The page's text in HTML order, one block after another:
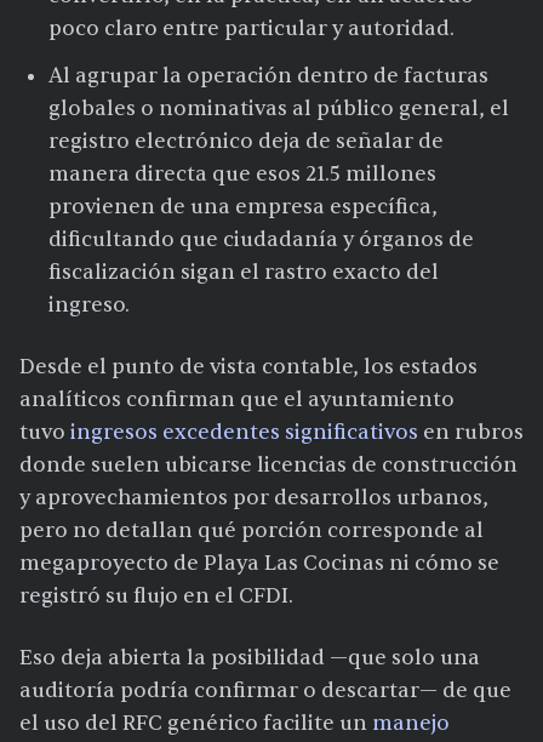
poco claro entre particular y autoridad.
Al agrupar la operación dentro de facturas
globales o nominativas al público general, el
registro electrónico deja de señalar de
manera directa que esos 21.5 millones
provienen de una empresa específica,
dificultando que ciudadanía y órganos de
fiscalización sigan el rastro exacto del
ingreso.
Desde el punto de vista contable, los estados
analíticos confirman que el ayuntamiento
tuvo ingresos excedentes significativos en rubros
donde suelen ubicarse licencias de construcción
y aprovechamientos por desarrollos urbanos,
pero no detallan qué porción corresponde al
megaproyecto de Playa Las Cocinas ni cómo se
registró su flujo en el CFDI.
Eso deja abierta la posibilidad —que solo una
auditoría podría confirmar o descartar— de que
el uso del RFC genérico facilite un manejo